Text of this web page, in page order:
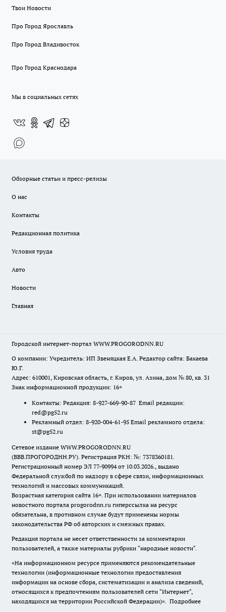
Твои Новости
Про Город Ярославль
Про Город Владивосток
Про Город Краснодара
Мы в социальных сетях
Обзорные статьи и пресс-релизы
О нас
Контакты
Редакционная политика
Условия труда
Авто
Новости
Главная
Городской интернет-портал WWW.PROGORODNN.RU
О компании: Учредитель: ИП Звеняцкая Е.А. Редактор сайта: Бакаева
Ю.Г.
Адрес: 610001, Кировская область, г. Киров, ул. Азина, дом № 80, кв. 31
Знак информационной продукции: 16+
Контакты: Редакция: 8-927-669-90-87 Email редакции:
red@pg52.ru
Рекламный отдел: 8-920-004-61-95 Email рекламного отдела:
st@pg52.ru
Сетевое издание WWW.PROGORODNN.RU
(ВВВ.ПРОГОРОДНН.РУ). Регистрация РКН: №: 7378360181.
Регистрационный номер ЭЛ 77-90994 от 10.03.2026., выдано
Федеральной службой по надзору в сфере связи, информационных
технологий и массовых коммуникаций.
Возрастная категория сайта 16+. При использовании материалов
новостного портала progorodnn.ru гиперссылка на ресурс
обязательна, в противном случае будут применены нормы
законодательства РФ об авторских и смежных правах.
Редакция портала не несет ответственности за комментарии
пользователей, а также материалы рубрики "народные новости".
«На информационном ресурсе применяются рекомендательные
технологии (информационные технологии предоставления
информации на основе сбора, систематизации и анализа сведений,
относящихся к предпочтениям пользователей сети "Интернет",
находящихся на территории Российской Федерации)». Подробнее